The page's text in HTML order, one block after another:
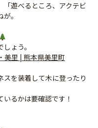
「遊べるところ、アクテビ
。
ょう。
美里 | 熊本県美里町
を装着して木に登ったり
るかは要確認です！